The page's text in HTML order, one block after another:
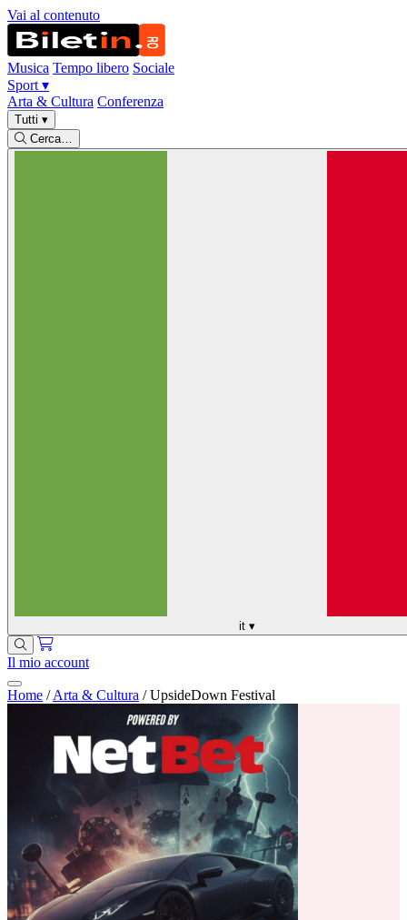
Vai al contenuto
Musica Tempo libero Sociale
Sport ▾
Arta & Cultura Conferenza
Tutti ▾
Cerca…
it ▾
Il mio account
Home / Arta & Cultura / UpsideDown Festival